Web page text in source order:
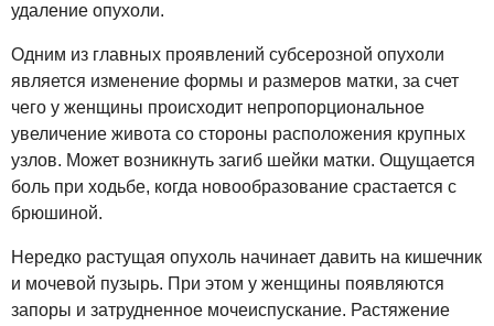
удаление опухоли.
Одним из главных проявлений субсерозной опухоли
является изменение формы и размеров матки, за счет
чего у женщины происходит непропорциональное
увеличение живота со стороны расположения крупных
узлов. Может возникнуть загиб шейки матки. Ощущается
боль при ходьбе, когда новообразование срастается с
брюшиной.
Нередко растущая опухоль начинает давить на кишечник
и мочевой пузырь. При этом у женщины появляются
запоры и затрудненное мочеиспускание. Растяжение